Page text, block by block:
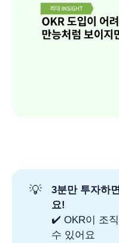
💡
3분만 투자하
요!
✔️ OKR이 조
수 있어요